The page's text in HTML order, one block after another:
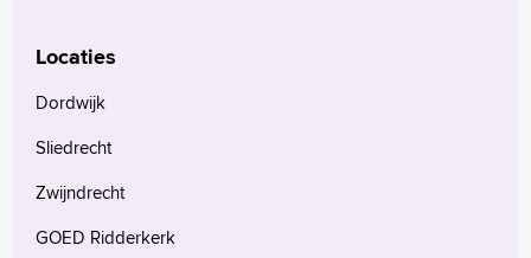
Locaties
Dordwijk
Sliedrecht
Zwijndrecht
GOED Ridderkerk